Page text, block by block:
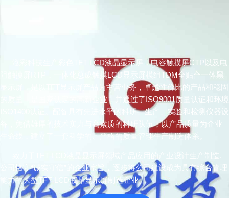
泓彩科技生产彩色TFT LCD液晶显示屏，电容触摸屏CTP以及电
阻触摸屏RTP，一体化总成触摸LCD显示屏模组TDM全贴合一体黑
显示屏，是以TFT显示屏产品为主营业务，卓越性价比的产品和稳固
的质量，是国家认定的高新企业，并通过了ISO9001质量认证和环境
ISO1400认证。配备具有先进水平的科研、生产、实验和检测仪器设
备，凭借雄厚的技术实力与高素质的科研队伍，以产品质量为企业
生命线，建立了一套科学的、严格的质量管理生产制造体系。
致力于TFT LCD液晶显示屏领域产品应用的产业设计生产制造,
公司恪守“诚实守信”的企业宗旨，逐步将公司建设成为具有综合管理
能力的大型TFT LCD液晶显示屏制造企业。